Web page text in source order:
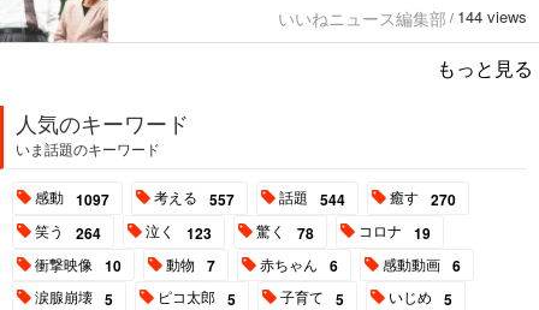
いいねニュース編集部 / 144 views
もっと見る
人気のキーワード
いま話題のキーワード
感動 1097 考える 557 話題 544 癒す 270
笑う 264 泣く 123 驚く 78 コロナ 19
衝撃映像 10 動物 7 赤ちゃん 6 感動動画 6
涙腺崩壊 5 ピコ太郎 5 子育て 5 いじめ 5